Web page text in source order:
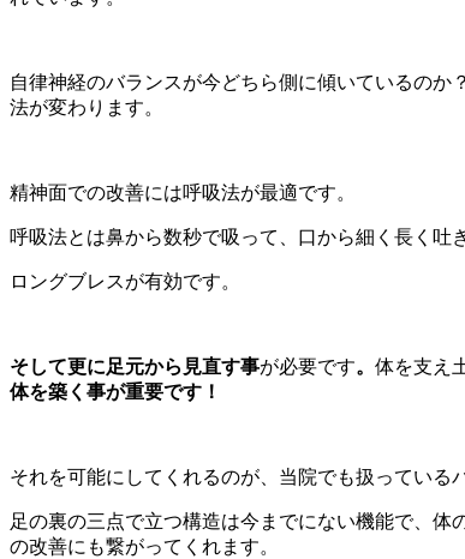
自律神経のバランスが今どちら側に傾いているの
法が変わります。
精神面での改善には呼吸法が最適です。
呼吸法とは鼻から数秒で吸って、口から細く長く吐
ロングブレスが有効です。
そして更に足元から見直す事が必要です。 体を支え
体を築く事が重要です！
それを可能にしてくれるのが、当院でも扱っている
足の裏の三点で立つ構造は今までにない機能で、
の改善にも繋がってくれます。